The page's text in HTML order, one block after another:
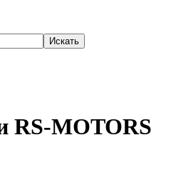
Искать
RS-MOTORS